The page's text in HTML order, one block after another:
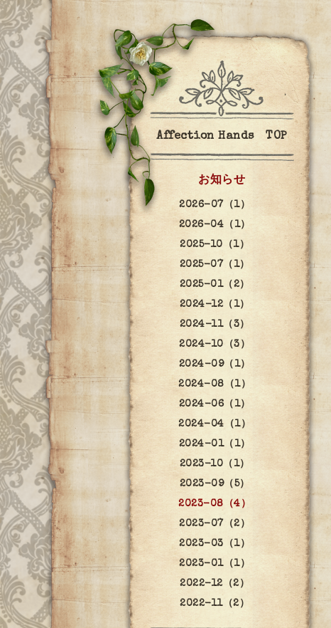
Affection Hands TOP
お知らせ
2026-07（1）
2026-04（1）
2025-10（1）
2025-07（1）
2025-01（2）
2024-12（1）
2024-11（3）
2024-10（3）
2024-09（1）
2024-08（1）
2024-06（1）
2024-04（1）
2024-01（1）
2023-10（1）
2023-09（5）
2023-08（4）
2023-07（2）
2023-03（1）
2023-01（1）
2022-12（2）
2022-11（2）